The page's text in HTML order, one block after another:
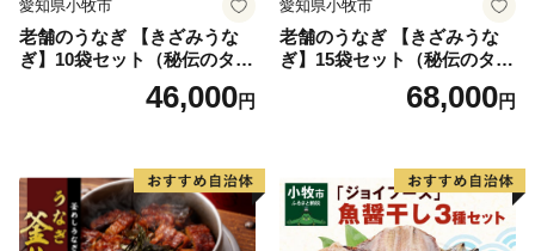
愛知県小牧市
老舗のうなぎ 【きざみうな
ぎ】10袋セット（秘伝のタレ
46,000円
愛知県小牧市
老舗のうなぎ 【きざみうな
ぎ】15袋セット（秘伝のタレ
68,000円